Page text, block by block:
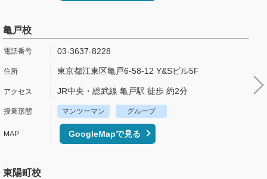
亀戸校
03-3637-8228
東京都江東区亀戸6-58-12 Y&Sビル5F
JR中央・総武線 亀戸駅 徒歩 約2分
マンツーマン グループ
GoogleMapで見る
東陽町校